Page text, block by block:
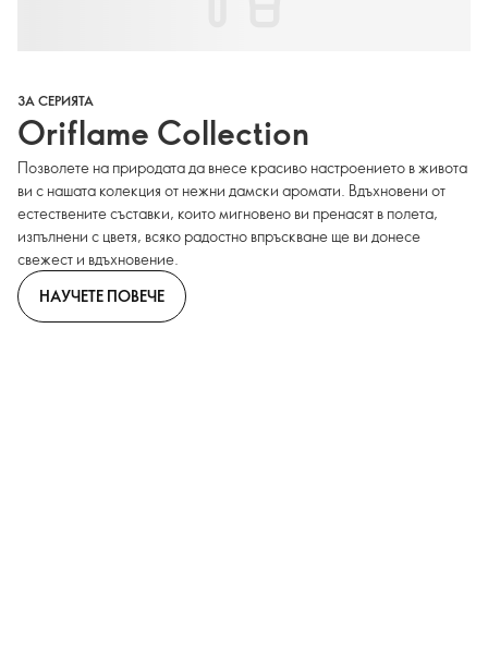
ЗА СЕРИЯТА
Oriflame Collection
Позволете на природата да внесе красиво настроението в живота
ви с нашата колекция от нежни дамски аромати. Вдъхновени от
естествените съставки, които мигновено ви пренасят в полета,
изпълнени с цветя, всяко радостно впръскване ще ви донесе
свежест и вдъхновение.
НАУЧЕТЕ ПОВЕЧЕ